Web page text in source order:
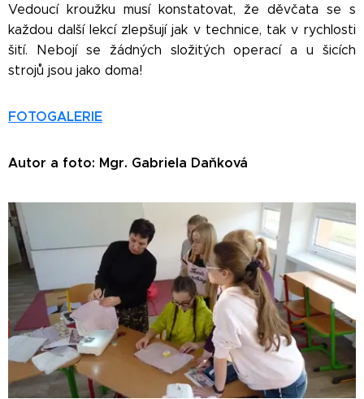
Vedoucí kroužku musí konstatovat, že děvčata se s
každou další lekcí zlepšují jak v technice, tak v rychlosti
šití. Nebojí se žádných složitých operací a u šicích
strojů jsou jako doma!
FOTOGALERIE
Autor a foto: Mgr. Gabriela Daňková